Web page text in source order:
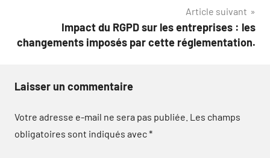
Article suivant
Impact du RGPD sur les entreprises : les
changements imposés par cette réglementation.
Laisser un commentaire
Votre adresse e-mail ne sera pas publiée. Les champs
obligatoires sont indiqués avec*